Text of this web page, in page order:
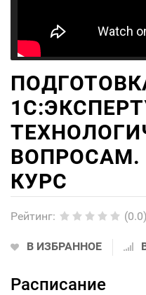
КУРС
Рейтинг: (0.0)
В ИЗБРАННОЕ
Расписание